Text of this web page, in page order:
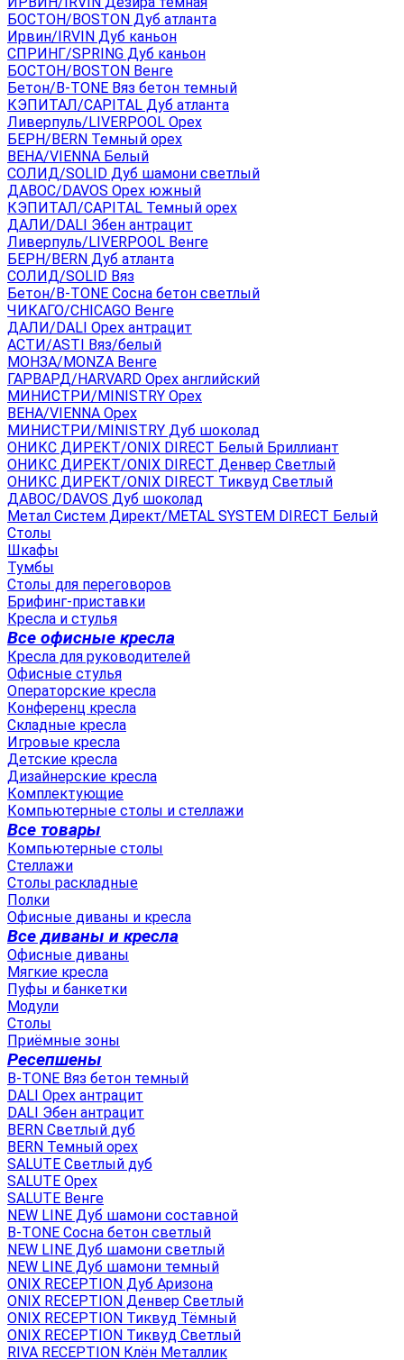
БОСТОН/BOSTON Дуб атланта
Ирвин/IRVIN Дуб каньон
СПРИНГ/SPRING Дуб каньон
БОСТОН/BOSTON Венге
Бетон/B-TONE Вяз бетон темный
КЭПИТАЛ/CAPITAL Дуб атланта
Ливерпуль/LIVERPOOL Орех
БЕРН/BERN Темный орех
ВЕНА/VIENNA Белый
СОЛИД/SOLID Дуб шамони светлый
ДАВОС/DAVOS Орех южный
КЭПИТАЛ/CAPITAL Темный орех
ДАЛИ/DALI Эбен антрацит
Ливерпуль/LIVERPOOL Венге
БЕРН/BERN Дуб атланта
СОЛИД/SOLID Вяз
Бетон/B-TONE Сосна бетон светлый
ЧИКАГО/CHICAGO Венге
ДАЛИ/DALI Орех антрацит
АСТИ/ASTI Вяз/белый
МОНЗА/MONZA Венге
ГАРВАРД/HARVARD Орех английский
МИНИСТРИ/MINISTRY Орех
ВЕНА/VIENNA Орех
МИНИСТРИ/MINISTRY Дуб шоколад
ОНИКС ДИРЕКТ/ONIX DIRECT Белый Бриллиант
ОНИКС ДИРЕКТ/ONIX DIRECT Денвер Светлый
ОНИКС ДИРЕКТ/ONIX DIRECT Тиквуд Светлый
ДАВОС/DAVOS Дуб шоколад
Метал Систем Директ/METAL SYSTEM DIRECT Белый
Столы
Шкафы
Тумбы
Столы для переговоров
Брифинг-приставки
Кресла и стулья
Все офисные кресла
Кресла для руководителей
Офисные стулья
Операторские кресла
Конференц кресла
Складные кресла
Игровые кресла
Детские кресла
Дизайнерские кресла
Комплектующие
Компьютерные столы и стеллажи
Все товары
Компьютерные столы
Стеллажи
Столы раскладные
Полки
Офисные диваны и кресла
Все диваны и кресла
Офисные диваны
Мягкие кресла
Пуфы и банкетки
Модули
Столы
Приёмные зоны
Ресепшены
B-TONE Вяз бетон темный
DALI Орех антрацит
DALI Эбен антрацит
BERN Светлый дуб
BERN Темный орех
SALUTE Светлый дуб
SALUTE Орех
SALUTE Венге
NEW LINE Дуб шамони составной
B-TONE Сосна бетон светлый
NEW LINE Дуб шамони светлый
NEW LINE Дуб шамони темный
ONIX RECEPTION Дуб Аризона
ONIX RECEPTION Денвер Светлый
ONIX RECEPTION Тиквуд Тёмный
ONIX RECEPTION Тиквуд Светлый
RIVA RECEPTION Клён Металлик